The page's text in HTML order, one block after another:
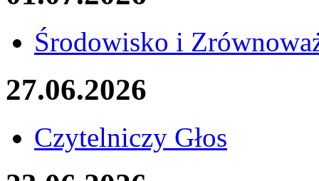
Środowisko i
27.06.2026
Czytelniczy Głos